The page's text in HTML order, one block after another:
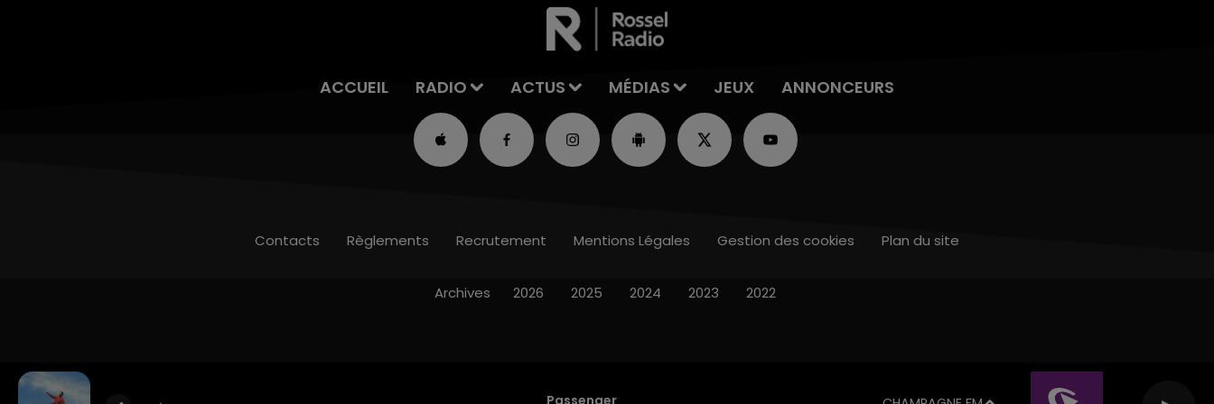
ACCUEIL RADIO ACTUS MÉDIAS JEUX ANNONCEURS
Passenger
Contacts Règlements Recrutement Mentions Légales Gestion des cookies Plan du site
Archives 2026 2025 2024 2023 2022